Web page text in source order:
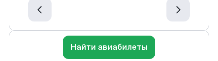
Найти авиабилеты